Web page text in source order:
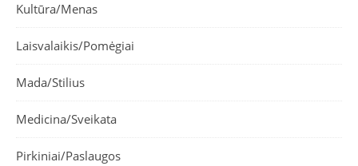
Kultūra/Menas
Laisvalaikis/Pomėgiai
Mada/Stilius
Medicina/Sveikata
Pirkiniai/Paslaugos